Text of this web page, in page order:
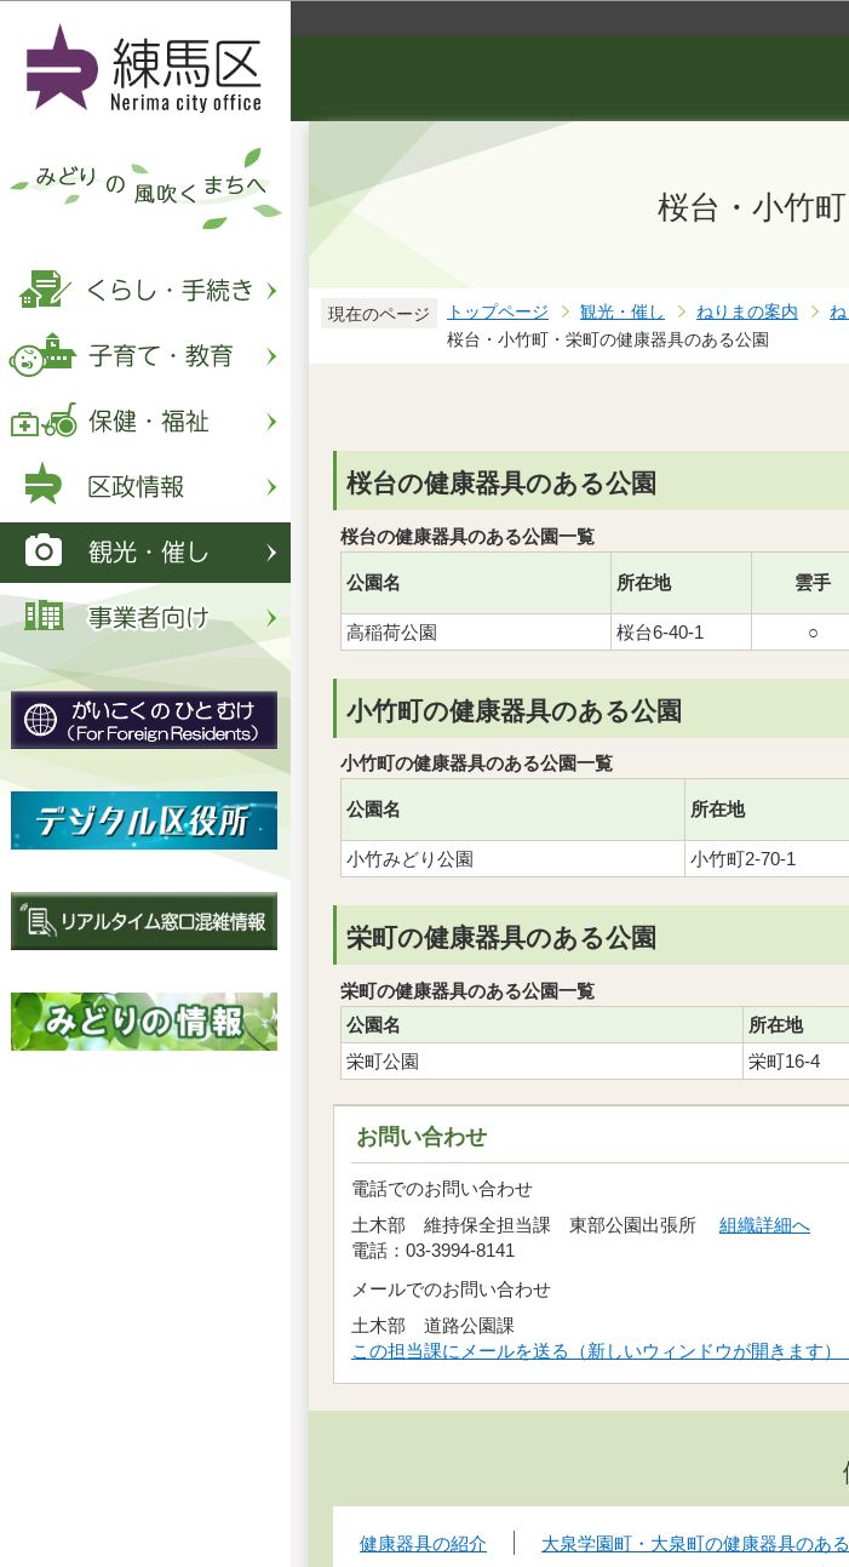
桜台・小竹
現在のページ トップページ 観光・催し ねりまの案内
桜台・小竹町・栄町の健康器具のある公園
桜台の健康器具のある公園
桜台の健康器具のある公園一覧
公園名 所在地 雲手
高稲荷公園 桜台6-40-1 ○
小竹町の健康器具のある公園
小竹町の健康器具のある公園一覧
公園名 所在地
小竹みどり公園 小竹町2-70-1
栄町の健康器具のある公園
栄町の健康器具のある公園一覧
公園名
所在地
栄町公園
栄町16-4
お問い合わせ
電話でのお問い合わせ
土木部 維持保全担当課 東部公園出張所 組織詳細へ
電話：03-3994-8141
メールでのお問い合わせ
土木部 道路公園課
この担当課にメールを送る（新しいウィンドウが開きます）
健康器具の紹介 大泉学園町・大泉町の健康器具のあ